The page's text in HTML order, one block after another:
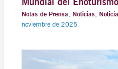
Notas de Prensa, Noticias,
noviembre de 2025